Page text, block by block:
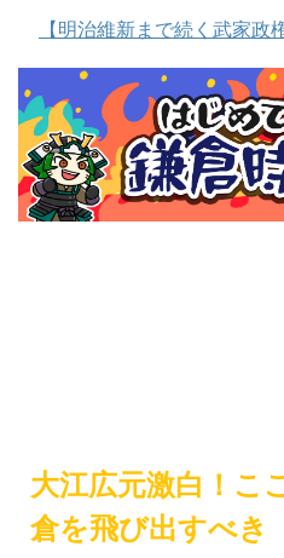
【明治維新まで続く武家政
大江広元激白！こ
倉を飛び出すべき